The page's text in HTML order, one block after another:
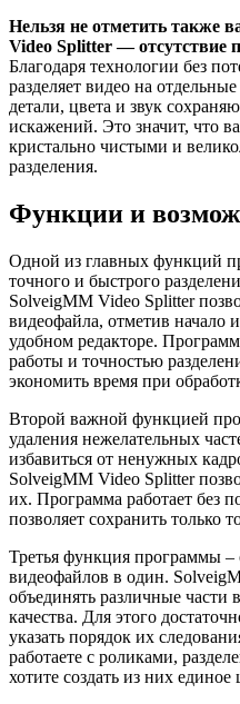
Нельзя не отметить также
Video Splitter — отсутствие
Благодаря технологии без
разделяет видео на
детали, цвета и звук
искажений. Это значит, что
кристально чистыми и
разделения.
Функции и
Одной из главных функций
точного и быстрого
SolveigMM Video Splitter
видеофайла, отметив начало
удобном редакторе.
работы и точностью
экономить время при
Второй важной функцией
удаления нежелательных
избавиться от ненужных
SolveigMM Video Splitter
их. Программа работает без
позволяет сохранить только
Третья функция программы –
видеофайлов в один.
объединять различные части
качества. Для этого
указать порядок их
работаете с роликами,
хотите создать из них единое